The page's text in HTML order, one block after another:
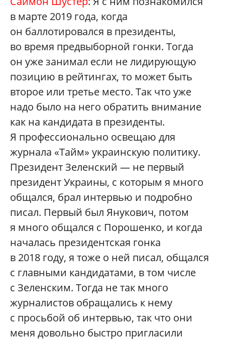
в марте 2019 года, когда
он баллотировался в президенты,
во время предвыборной гонки. Тогда
он уже занимал если не лидирующую
позицию в рейтингах, то может быть
второе или третье место. Так что уже
надо было на него обратить внимание
как на кандидата в президенты.
Я профессионально освещаю для
журнала «Тайм» украинскую политику.
Президент Зеленский — не первый
президент Украины, с которым я много
общался, брал интервью и подробно
писал. Первый был Янукович, потом
я много общался с Порошенко, и когда
началась президентская гонка
в 2018 году, я тоже о ней писал, общался
с главными кандидатами, в том числе
с Зеленским. Тогда не так много
журналистов обращались к нему
с просьбой об интервью, так что они
меня довольно быстро пригласили